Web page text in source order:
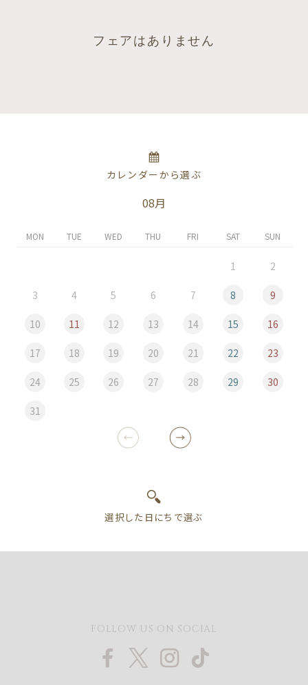
フェアはありません
カレンダーから選ぶ
08月
MON TUE WED THU FRI SAT SUN
1 2
3 4 5 6 7 8 9
10 11 12 13 14 15 16
17 18 19 20 21 22 23
24 25 26 27 28 29 30
31
FOLLOW US ON SOCIAL